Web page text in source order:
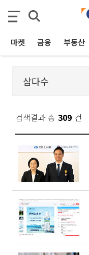
마켓 금융 부동산
검색결과 총 309 건